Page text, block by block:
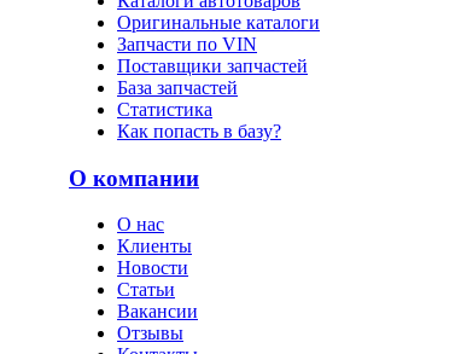
Оригинальные каталоги
Запчасти по VIN
Поставщики запчастей
База запчастей
Статистика
Как попасть в базу?
О компании
О нас
Клиенты
Новости
Статьи
Вакансии
Отзывы